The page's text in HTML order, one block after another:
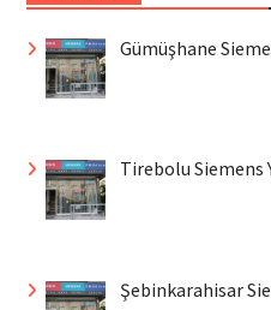
Gümüşhane
Tirebolu Siemens
Şebinkarahisar